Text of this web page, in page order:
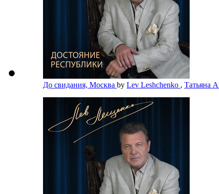
До свидания, Москва by Lev Leshchenko , Татьяна